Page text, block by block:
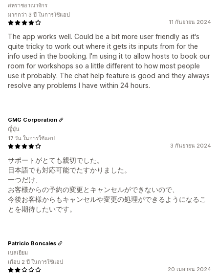
11 กันยายน 2024
The app works well. Could be a bit more user friendly as it's
quite tricky to work out where it gets its inputs from for the
info used in the booking. I'm using it to allow hosts to book our
room for workshops so a little different to how most people
use it probably. The chat help feature is good and they always
resolve any problems I have within 24 hours.
สหราชอาณาจักร
มากกว่า 3 ปี ในการใช้แอป
3 กันยายน 2024
サポートがとても親切でした。
日本語でも対応可能でたすかりました。
一つだけ、
お客様からの予約の変更とキャンセルができないので、
今後お客様からもキャンセルや変更の処理ができるようになるこ
とを期待したいです。
GMG Corporation
ญี่ปุ่น
17 วัน ในการใช้แอป
20 เมษายน 2024
Patricio Boncales
เบลเยียม
เกือบ 2 ปี ในการใช้แอป